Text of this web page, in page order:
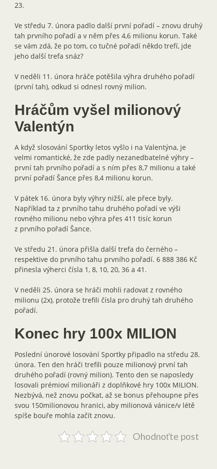
23.
Ve středu 7. února padlo další první pořadí – znovu druhý
tah prvního pořadí a v něm přes 4,6 milionu korun. Také
se vám zdá, že po tom, co tučné pořadí někdo trefí, jde
jeho další trefa snáz?
V neděli 11. února hráče potěšila výhra druhého pořadí
(první tah), odkud si odnesl rovný milion.
Hráčům vyšel milionový
Valentýn
A když slosování Sportky letos vyšlo i na Valentýna, je
velmi romantické, že zde padly nezanedbatelné výhry –
první tah prvního pořadí a s ním přes 8,7 milionu a také
první pořadí Šance přes 8,4 milionu korun.
V pátek 16. února byly výhry nižší, ale přece byly.
Například ta z prvního tahu druhého pořadí ve výši
rovného milionu nebo výhra přes 411 tisíc korun
z prvního pořadí Šance.
Ve středu 21. února přišla další trefa do černého –
respektive do prvního tahu prvního pořadí. 6 888 386 Kč
přinesla výherci čísla 1, 8, 10, 20, 36 a 41.
V neděli 25. února se hráči mohli radovat z rovného
milionu (2x), protože trefili čísla pro druhý tah druhého
pořadí.
Konec hry 100x MILION
Poslední únorové losování Sportky připadlo na středu 28.
února. Ten den hráči trefili pouze milionový první tah
druhého pořadí (rovný milion). Tento den se naposledy
losovali prémioví milionáři z doplňkové hry 100x MILION.
Nezbývá, než znovu počkat, až se bonus přehoupne přes
svou 150milionovou hranici, aby milionová vánice/v létě
spíše bouře mohla začít znovu.
Ohodnoťte post